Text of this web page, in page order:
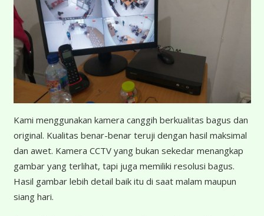
Kami menggunakan kamera canggih berkualitas bagus dan
original. Kualitas benar-benar teruji dengan hasil maksimal
dan awet. Kamera CCTV yang bukan sekedar menangkap
gambar yang terlihat, tapi juga memiliki resolusi bagus.
Hasil gambar lebih detail baik itu di saat malam maupun
siang hari.